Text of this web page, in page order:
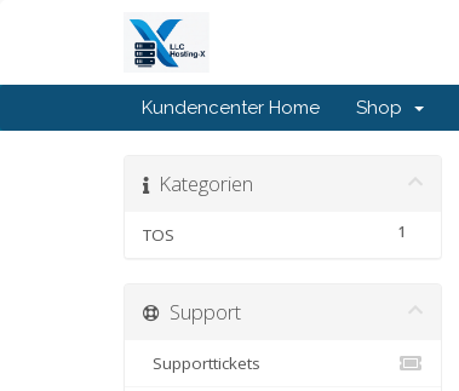
Kundencenter Home Shop
Kategorien
1
TOS
Support
Supporttickets